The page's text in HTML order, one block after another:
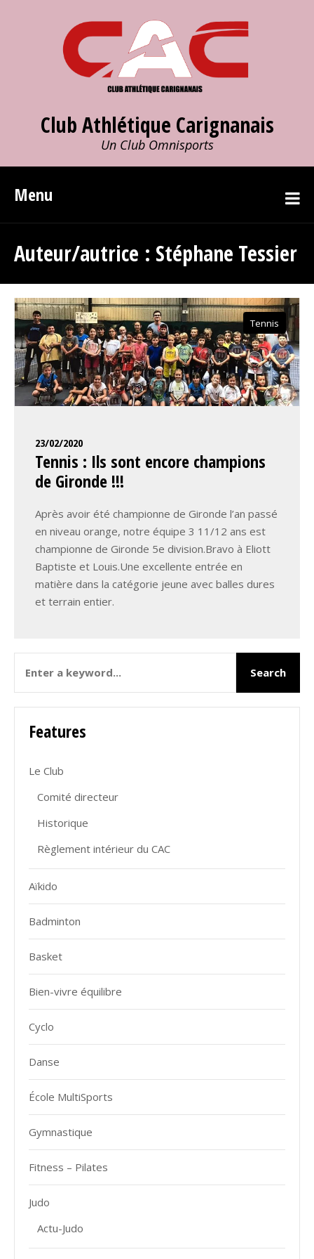
Club Athlétique Carignanais
Un Club Omnisports
Menu
Auteur/autrice : Stéphane Tessier
Tennis
23/02/2020
Tennis : Ils sont encore champions
de Gironde !!!
Après avoir été championne de Gironde l’an passé
en niveau orange, notre équipe 3 11/12 ans est
championne de Gironde 5e division.Bravo à Eliott
Baptiste et Louis.Une excellente entrée en
matière dans la catégorie jeune avec balles dures
et terrain entier.
Features
Le Club
Comité directeur
Historique
Règlement intérieur du CAC
Aïkido
Badminton
Basket
Bien-vivre équilibre
Cyclo
Danse
École MultiSports
Gymnastique
Fitness – Pilates
Judo
Actu-Judo